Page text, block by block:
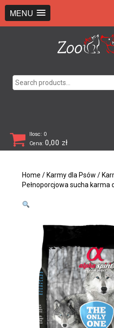
MENU
Ilosc: 0
Cena: 0,00 zł
Home / Karmy dla Psów /
Pełnoporcjowa sucha karma